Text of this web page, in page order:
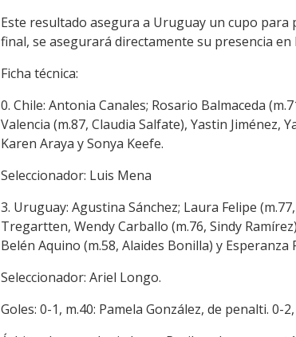
Este resultado asegura a Uruguay un cupo para
final, se asegurará directamente su presencia en
Ficha técnica:
0. Chile: Antonia Canales; Rosario Balmaceda
Valencia (m.87, Claudia Salfate), Yastin Jiménez,
Karen Araya y Sonya Keefe.
Seleccionador: Luis Mena
3. Uruguay: Agustina Sánchez; Laura Felipe
Tregartten, Wendy Carballo (m.76, Sindy
Belén Aquino (m.58, Alaides Bonilla) y Esperanza
Seleccionador: Ariel Longo.
Goles: 0-1, m.40: Pamela González, de penalti. 0-